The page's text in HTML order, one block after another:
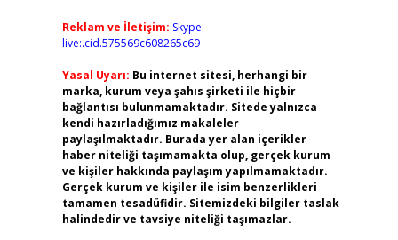
Reklam ve İletişim: Skype:
live:.cid.575569c608265c69
Yasal Uyarı: Bu internet sitesi, herhangi bir
marka, kurum veya şahıs şirketi ile hiçbir
bağlantısı bulunmamaktadır. Sitede yalnızca
kendi hazırladığımız makaleler
paylaşılmaktadır. Burada yer alan içerikler
haber niteliği taşımamakta olup, gerçek kurum
ve kişiler hakkında paylaşım yapılmamaktadır.
Gerçek kurum ve kişiler ile isim benzerlikleri
tamamen tesadüfidir. Sitemizdeki bilgiler taslak
halindedir ve tavsiye niteliği taşımazlar.